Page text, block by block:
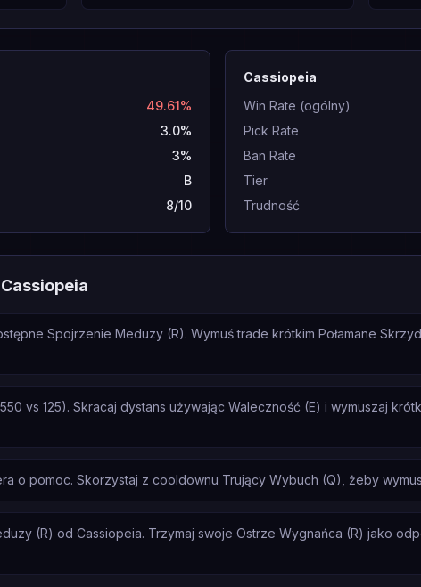
49.61%
3.0%
3%
B
8/10
Cassiopeia
Win Rate (ogólny)
Pick Rate
Ban Rate
Tier
Trudność
Spojrzenie Meduzy (R). Wymuś trade krótkim Połamane
vs 125). Skracaj dystans używając Waleczność (E) i wymuszaj
o pomoc. Skorzystaj z cooldownu Trujący Wybuch (Q), żeby
(R) od Cassiopeia. Trzymaj swoje Ostrze Wygnańca (R) jako